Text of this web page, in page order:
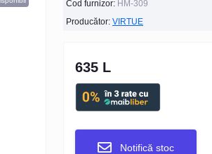
Cod furnizor: HM-309
Producător: VIRTUE
635 L
Notifică stoc